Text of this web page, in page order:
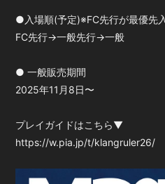
●入場順(予定)※FC先行が最優先
FC先行→一般先行→一般
● 一般販売期間
2025年11月8日〜
プレイガイドはこちら▼
https://w.pia.jp/t/klangruler26/